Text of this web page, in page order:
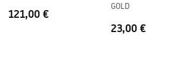
121,00 €
GOLD
23,00 €